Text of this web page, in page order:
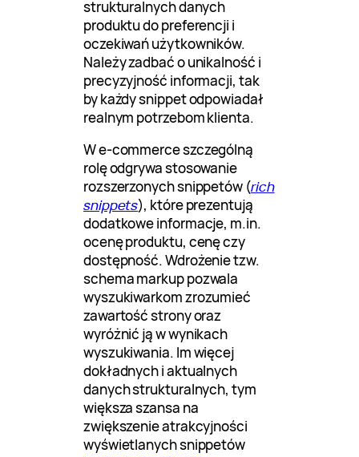
strukturalnych danych
produktu do preferencji i
oczekiwań użytkowników.
Należy zadbać o unikalność i
precyzyjność informacji, tak
by każdy snippet odpowiadał
realnym potrzebom klienta.
W e-commerce szczególną
rolę odgrywa stosowanie
rozszerzonych snippetów (rich
snippets), które prezentują
dodatkowe informacje, m.in.
ocenę produktu, cenę czy
dostępność. Wdrożenie tzw.
schema markup pozwala
wyszukiwarkom zrozumieć
zawartość strony oraz
wyróżnić ją w wynikach
wyszukiwania. Im więcej
dokładnych i aktualnych
danych strukturalnych, tym
większa szansa na
zwiększenie atrakcyjności
wyświetlanych snippetów